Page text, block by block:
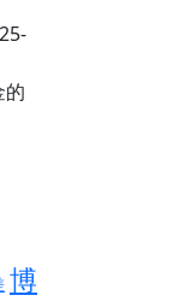
的
博